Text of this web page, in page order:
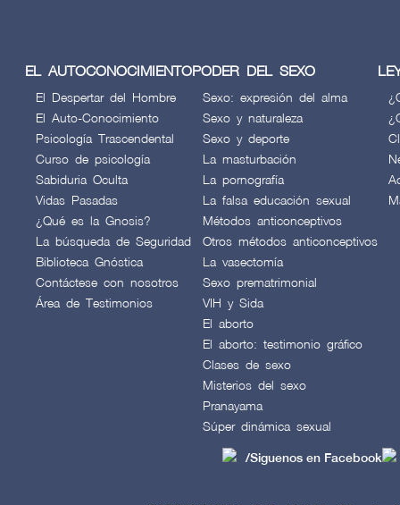
EL AUTOCONOCIMIENTO
El Despertar del Hombre
El Auto-Conocimiento
Psicología Trascendental
Curso de psicología
Sabiduria Oculta
Vidas Pasadas
¿Qué es la Gnosis?
La búsqueda de Seguridad
Biblioteca Gnóstica
Contáctese con nosotros
Área de Testimonios
PODER DEL SEXO
Sexo: expresión del alma
Sexo y naturaleza
Sexo y deporte
La masturbación
La pornografía
La falsa educación sexual
Métodos anticonceptivos
Otros métodos anticonceptivos
La vasectomía
Sexo prematrimonial
VIH y Sida
El aborto
El aborto: testimonio gráfico
Clases de sexo
Misterios del sexo
Pranayama
Súper dinámica sexual
/Siguenos en Facebook